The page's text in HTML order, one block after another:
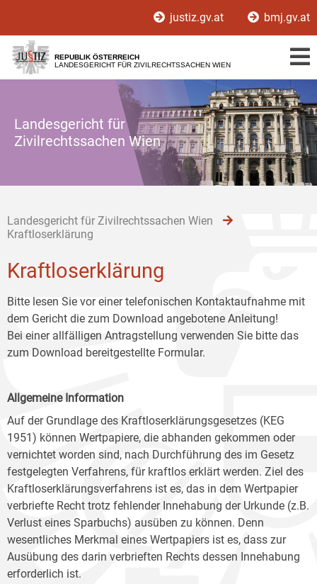
[1]
[2]
[3]
justiz.gv.at bmj.gv.at
REPUBLIK ÖSTERREICH
LANDESGERICHT FÜR ZIVILRECHTSSACHEN WIEN
Landesgericht für
Zivilrechtssachen Wien
Landesgericht für Zivilrechtssachen Wien
Kraftloserklärung
Kraftloserklärung
Bitte lesen Sie vor einer telefonischen Kontaktaufnahme mit
dem Gericht die zum Download angebotene Anleitung!
Bei einer allfälligen Antragstellung verwenden Sie bitte das
zum Download bereitgestellte Formular.
Allgemeine Information
Auf der Grundlage des Kraftloserklärungsgesetzes (KEG
1951) können Wertpapiere, die abhanden gekommen oder
vernichtet worden sind, nach Durchführung des im Gesetz
festgelegten Verfahrens, für kraftlos erklärt werden. Ziel des
Kraftloserklärungsverfahrens ist es, das in dem Wertpapier
verbriefte Recht trotz fehlender Innehabung der Urkunde (z.B.
Verlust eines Sparbuchs) ausüben zu können. Denn
wesentliches Merkmal eines Wertpapiers ist es, dass zur
Ausübung des darin verbrieften Rechts dessen Innehabung
erforderlich ist.